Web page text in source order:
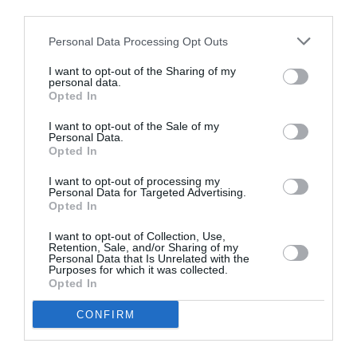
Personal Data Processing Opt Outs
I want to opt-out of the Sharing of my
personal data.
Opted In
I want to opt-out of the Sale of my
Personal Data.
Opted In
I want to opt-out of processing my
Personal Data for Targeted Advertising.
Opted In
I want to opt-out of Collection, Use,
Retention, Sale, and/or Sharing of my
Personal Data that Is Unrelated with the
Purposes for which it was collected.
Opted In
CONFIRM
αναλύοντας εμβληματικές ταινίες όπως Η Λίστα του
Σίντλερ του Στίβεν Σπίλμπεργκ, Ο Οκτώβρης του
Σεργκέι Αϊζενστάιν και Οι Κόκκινοι του Γουόρεν Μπίτι
καθώς και ταινίες πρόσφατης ιστορίας όπως η Selma
για τον Μάρτιν Λούθερ Κινγκ και Το παιχνίδι της
τη συσκευή Enigma.
Κεντρική φωτογραφία θέματος: Στιγμιότυπο από την ταινία
“Amélie”
Ακολουθήστε το Culturenow.gr στο
μάθετε πρώτοι όλες τις ειδήσεις
Δείτε όλα τατελευταία νέα
Πολιτισμό στοCulturenow.gr